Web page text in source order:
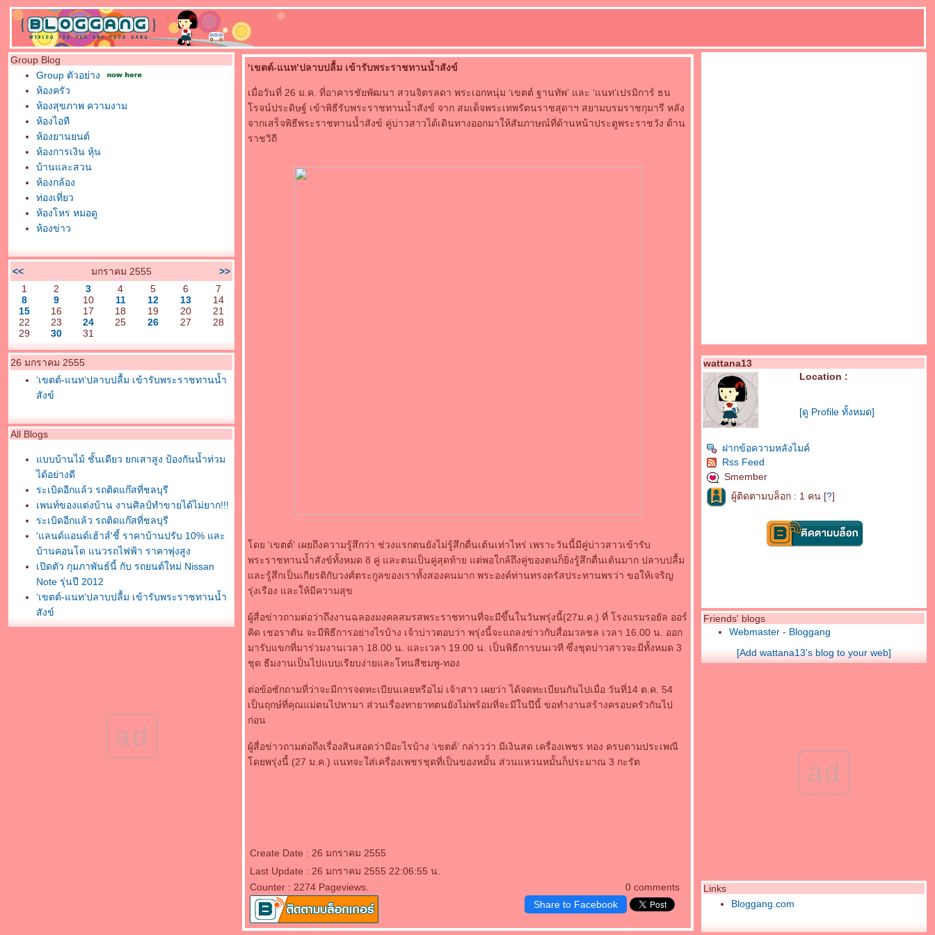
Group Blog
Group ตัวอย่าง
ห้องครัว
ห้องสุขภาพ ความงาม
ห้องไอที
ห้องยานยนต์
ห้องการเงิน หุ้น
บ้านและสวน
ห้องกล้อง
ท่องเที่ยว
ห้องโหร หมอดู
ห้องข่าว
<< มกราคม 2555
>>
1
2 3 4 5 6
7
8
9 10 11 12 13
14
15
16 17 18 19 20
21
22
23 24 25 26 27
28
29
30 31
26 มกราคม 2555
‘เขตต์-แนท’ปลาบปลื้ม เข้ารับพระราชทานน้ำ
สังข์
All Blogs
บบบ้านไม้ ชั้นเดียว ยกเสาสูง ป้องกันน้ำท่วม
ได้อย่างดี
ระเบิดอีกแล้ว รถติดแก๊สที่ชลบุรี
เพนท์ของแต่งบ้าน งานศิลป์ทำขายได้ไม่ยาก!!!
ระเบิดอีกแล้ว รถติดแก๊สที่ชลบุรี
'แลนด์แอนด์เฮ้าส์'ชี้ ราคาบ้านปรับ 10% และ
บ้านคอนโด แนวรถไฟฟ้า ราคาพุ่งสูง
เปิดตัว กุมภาพันธ์นี้ กับ รถยนต์ใหม่ Nissan
Note รุ่นปี 2012
‘เขตต์-แนท’ปลาบปลื้ม เข้ารับพระราชทานน้ำ
สังข์
ด่วน! คลิปตรุษจีนสยองสุพรรณฯ-พลุระเบิดตา
มาชมบ้านสำหรับเจ้าสุนัข แบบบ้านสุนัข สไตล์
ad
‘เขตต์-แนท’ปลาบปลื้ม เข้ารับพระราชทานน้ำสังข์
เมื่อวันที่ 26 ม.ค. ที่อาคารชัยพัฒนา สวนจิตรลดา พระเอกหนุ่ม ‘เขตต์ ฐานทัพ’ และ ‘แนท’เปรมิการ์ ธน
รจน์ประดิษฐ์ เข้าพิธีรับพระราชทานน้ำสังข์ จาก สมเด็จพระเทพรัตนราชสุดาฯ สยามบรมราชกุมารี หลัง
จากเสร็จพิธีพระราชทานน้ำสังข์ คู่บ่าวสาวได้เดินทางออกมาให้สัมภาษณ์ที่ด้านหน้าประตูพระราชวัง ด้าน
ราชวิถี
ดย ‘เขตต์’ เผยถึงความรู้สึกว่า ช่วงแรกตนยังไม่รู้สึกตื่นเต้นเท่าไหร่ เพราะวันนี้มีคู่บ่าวสาวเข้ารับ
พระราชทานน้ำสังข์ทั้งหมด 8 คู่ และตนเป็นคู่สุดท้าย แต่พอใกล้ถึงคู่ของตนก็ยิ่งรู้สึกตื่นเต้นมาก ปลาบปลื้ม
ละรู้สึกเป็นเกียรติกับวงศ์ตระกูลของเราทั้งสองคนมาก พระองค์ท่านทรงตรัสประทานพรว่า ขอให้เจริญ
รุ่งเรือง และให้มีความสุข
ผู้สื่อข่าวถามต่อว่าถึงงานฉลองมงคลสมรสพระราชทานที่จะมีขึ้นในวันพรุ่งนี้(27ม.ค.) ที่ โรงแรมรอยัล ออร์
คิด เชอราตัน จะมีพิธีการอย่างไรบ้าง เจ้าบ่าวตอบว่า พรุ่งนี้จะแถลงข่าวกับสื่อมวลชล เวลา 16.00 น. ออก
มารับแขกที่มาร่วมงานเวลา 18.00 น. และเวลา 19.00 น. เป็นพิธีการบนเวที ซึ่งชุดบ่าวสาวจะมีทั้งหมด 3
ชุด ธีมงานเป็นไปแบบเรียบง่ายและโทนสีชมพู-ทอง
ต่อข้อซักถามที่ว่าจะมีการจดทะเบียนเลยหรือไม่ เจ้าสาว เผยว่า ได้จดทะเบียนกันไปเมื่อ วันที่14 ต.ค. 54
เป็นฤกษ์ที่คุณแม่ตนไปหามา ส่วนเรื่องทายาทตนยังไม่พร้อมที่จะมีในปีนี้ ขอทำงานสร้างครอบครัวกันไป
ก่อน
ผู้สื่อข่าวถามต่อถึงเรื่องสินสอดว่ามีอะไรบ้าง ‘เขตต์’ กล่าวว่า มีเงินสด เครื่องเพชร ทอง ครบตามประเพณี
ดยพรุ่งนี้ (27 ม.ค.) แนทจะใส่เครื่องเพชรชุดที่เป็นของหมั้น ส่วนแหวนหมั้นก็ประมาณ 3 กะรัต
Create Date : 26 มกราคม 2555
0 comments
Last Update : 26 มกราคม 2555 22:06:55 น.
Counter : 2274 Pageviews.
Share to Facebook
wattana13
Location :
[ดู Profile ทั้งหมด]
ฝากข้อความหลังไมค์
Rss Feed
Smember
ผู้ติดตามบล็อก : 1 คน [?]
Friends' blogs
Webmaster - Bloggang
[Add wattana13's blog to your web]
ad
Links
Bloggang.com